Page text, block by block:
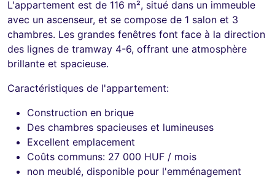
L'appartement est de 116 m², situé dans un immeuble
avec un ascenseur, et se compose de 1 salon et 3
chambres. Les grandes fenêtres font face à la direction
des lignes de tramway 4-6, offrant une atmosphère
brillante et spacieuse.
Caractéristiques de l'appartement:
Construction en brique
Des chambres spacieuses et lumineuses
Excellent emplacement
Coûts communs: 27 000 HUF / mois
non meublé, disponible pour l'emménagement